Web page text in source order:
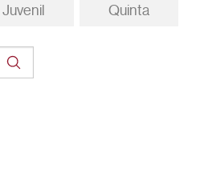
Juvenil Quinta